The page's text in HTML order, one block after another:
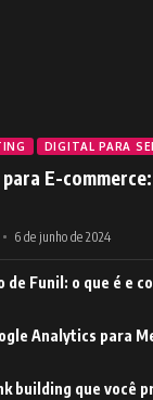
DIGITAL PARA
E-
6 de junho de 2024
de Funil: o que é e
Analytics para
building que você